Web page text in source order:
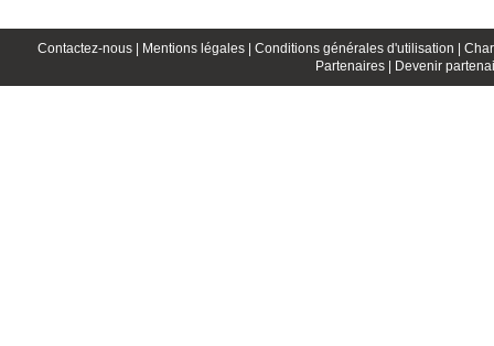
Contactez-nous | Mentions légales | Conditions générales d'utilisation |
Partenaires |
Devenir